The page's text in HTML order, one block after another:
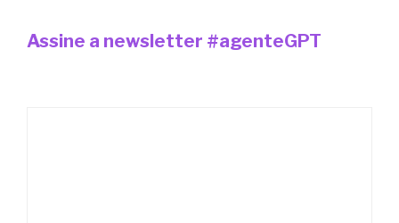
Assine a newsletter #agenteGPT